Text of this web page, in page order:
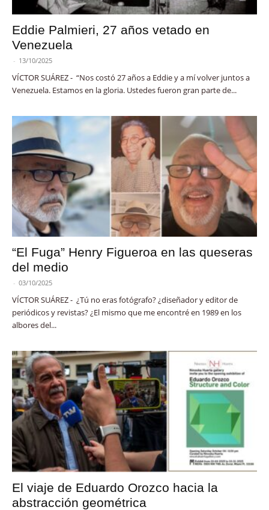
Eddie Palmieri, 27 años vetado en
Venezuela
- 13/10/2025
VÍCTOR SUÁREZ - “Nos costó 27 años a Eddie y a mí volver juntos a
Venezuela. Estamos en la gloria. Ustedes fueron gran parte de...
“El Fuga” Henry Figueroa en las queseras
del medio
- 03/10/2025
VÍCTOR SUÁREZ - ¿Tú no eras fotógrafo? ¿diseñador y editor de
periódicos y revistas? ¿El mismo que me encontré en 1989 en los
albores del...
El viaje de Eduardo Orozco hacia la
abstracción geométrica